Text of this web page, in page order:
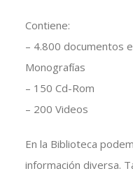
Contiene:
– 4.800 documentos
Monografías
– 150 Cd-Rom
– 200 Videos
En la Biblioteca
información diversa.